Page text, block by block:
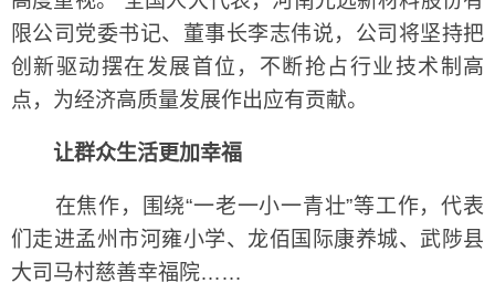
限公司党委书记、董事长李志伟说，公司将坚持把
创新驱动摆在发展首位，不断抢占行业技术制高
点，为经济高质量发展作出应有贡献。
让群众生活更加幸福
在焦作，围绕“一老一小一青壮”等工作，代表
们走进孟州市河雍小学、龙佰国际康养城、武陟县
大司马村慈善幸福院……